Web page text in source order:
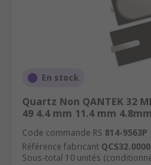
En stock
Quartz Non QANTEK 32
49 4.4 mm 11.4 mm 4.8mm
Code commande RS 814-9563P
Référence fabricant
Sous-total 10 unités